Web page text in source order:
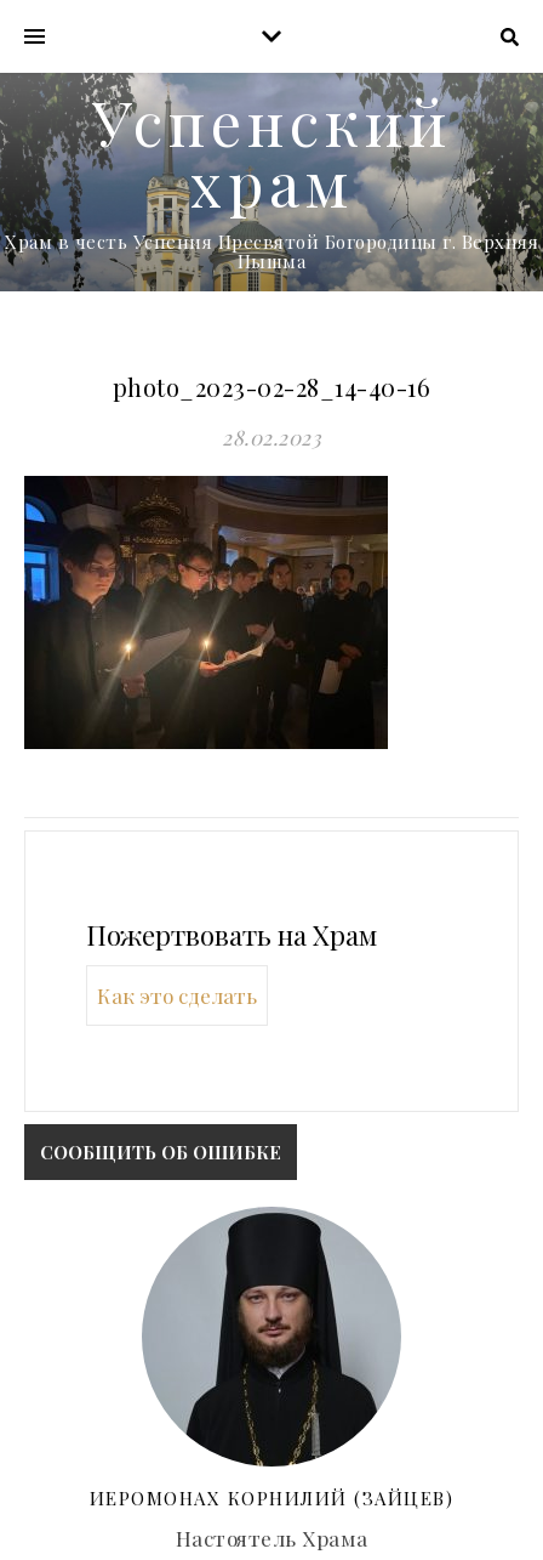
Успенский
храм
Храм в честь Успения Пресвятой Богородицы г. Верхняя
Пышма
photo_2023-02-28_14-40-16
28.02.2023
Пожертвовать на Храм
Как это сделать
ИЕРОМОНАХ КОРНИЛИЙ (ЗАЙЦЕВ)
Настоятель Храма